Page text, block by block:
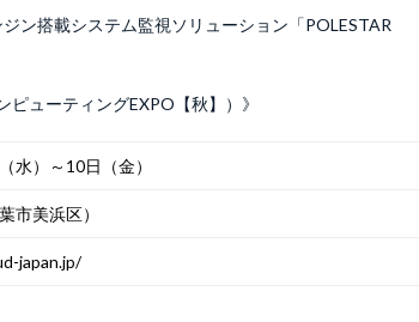
ン搭載システム監視ソリューション「POLESTAR
ューティングEXPO【秋】）》
水）～10日（金）
市美浜区）
japan.jp/